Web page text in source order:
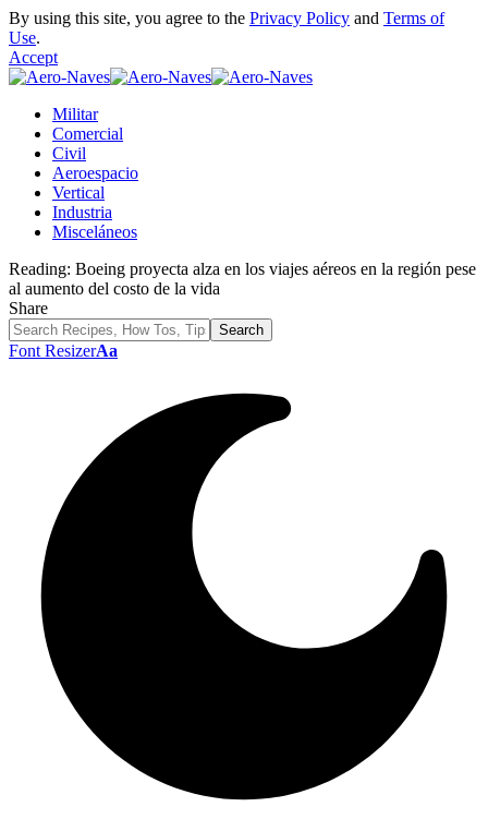
By using this site, you agree to the Privacy Policy and Terms of
Use.
Accept
Militar
Comercial
Civil
Aeroespacio
Vertical
Industria
Misceláneos
Reading: Boeing proyecta alza en los viajes aéreos en la región pese
al aumento del costo de la vida
Share
Font ResizerAa